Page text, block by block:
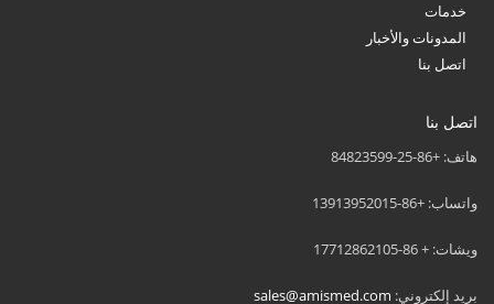
خدمات
المدونات والأخبار
اتصل بنا
اتصل بنا
هاتف: +86-25-84823599
واتساب: +86-13913952015
ويشات: + 86-17712862105
بريد إلكتروني: sales@amismed.com